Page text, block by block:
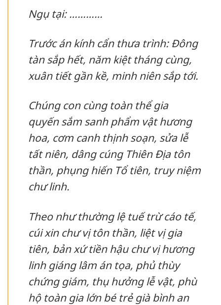
Ngụ tại: …………
Trước án kính cẩn thưa trình: Đông
tàn sắp hết, năm kiệt tháng cùng,
xuân tiết gần kề, minh niên sắp tới.
Chúng con cùng toàn thể gia
quyến sắm sanh phẩm vật hương
hoa, cơm canh thịnh soạn, sửa lễ
tất niên, dâng cúng Thiên Địa tôn
thần, phụng hiến Tổ tiên, truy niệm
chư linh.
Theo như thường lệ tuế trừ cáo tế,
cúi xin chư vị tôn thần, liệt vị gia
tiên, bản xứ tiền hậu chư vị hương
linh giáng lâm án tọa, phủ thùy
chứng giám, thụ hưởng lễ vật, phù
hộ toàn gia lớn bé trẻ già bình an